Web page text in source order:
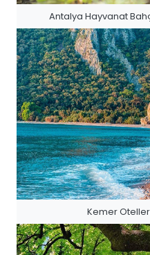
Antalya Hayvanat
Kemer